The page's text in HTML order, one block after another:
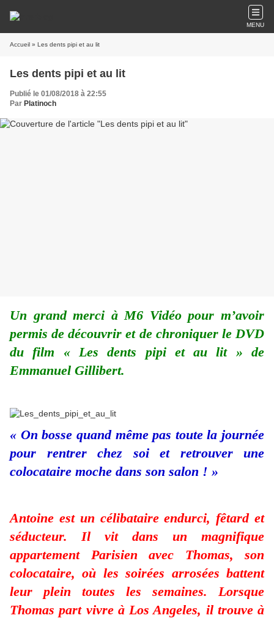
MENU
Accueil » Les dents pipi et au lit
Les dents pipi et au lit
Publié le 01/08/2018 à 22:55
Par Platinoch
Un grand merci à M6 Vidéo pour m’avoir
permis de découvrir et de chroniquer le DVD
du film « Les dents pipi et au lit » de
Emmanuel Gillibert.
« On bosse quand même pas toute la journée
pour rentrer chez soi et retrouver une
colocataire moche dans son salon ! »
Antoine est un célibataire endurci, fêtard et
séducteur. Il vit dans un magnifique
appartement Parisien avec Thomas, son
colocataire, où les soirées arrosées battent
leur plein toutes les semaines. Lorsque
Thomas part vivre à Los Angeles, il trouve à